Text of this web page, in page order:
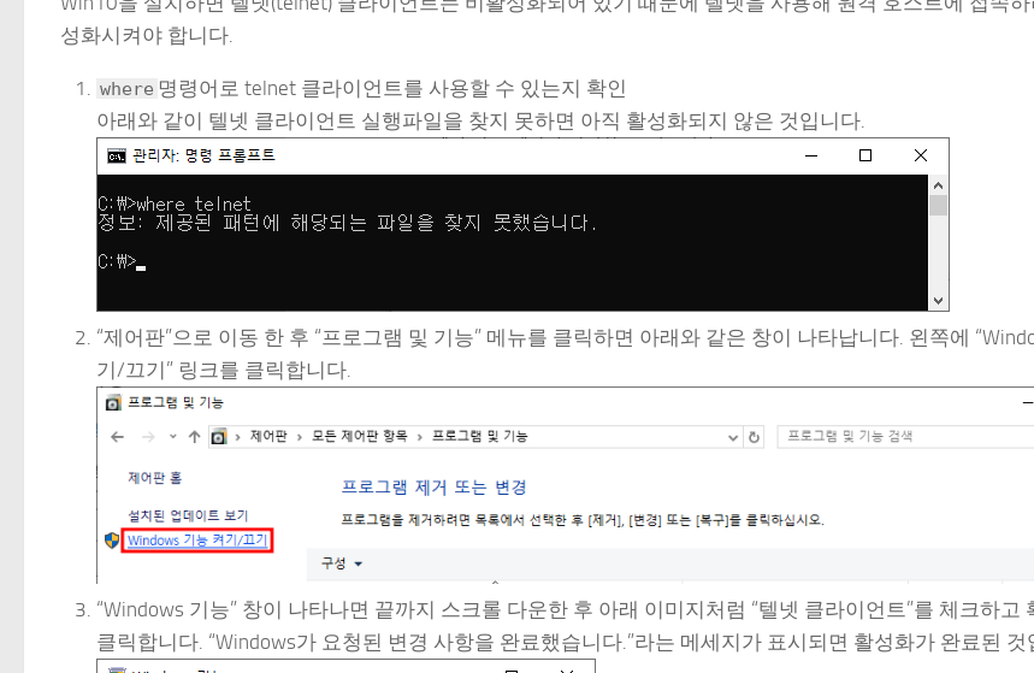
성화시켜야 합니다.
where 명령어로 telnet 클라이언트를 사용할 수 있는지 확인
아래와 같이 텔넷 클라이언트 실행파일을 찾지 못하면 아직 활성화되지 않은 것입니다.
“제어판”으로 이동 한 후 “프로그램 및 기능” 메뉴를 클릭하면 아래와 같은 창이 나타납니다. 왼쪽에
기/끄기” 링크를 클릭합니다.
“Windows 기능” 창이 나타나면 끝까지 스크롤 다운한 후 아래 이미지처럼 “텔넷 클라이언트”를 체크하고
클릭합니다. “Windows가 요청된 변경 사항을 완료했습니다.”라는 메세지가 표시되면 활성화가 완료된 것